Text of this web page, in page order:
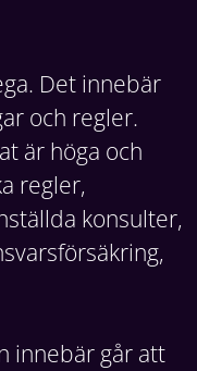
Det innebär
och regler.
är höga och
regler,
konsulter,
innebär går att